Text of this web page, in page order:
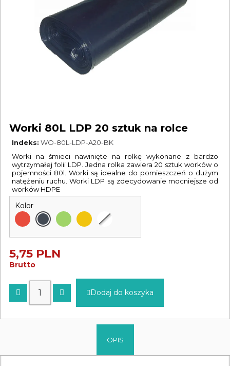
Worki 80L LDP 20 sztuk na rolce
Indeks WO-80L-LDP-A20-BK
Worki na śmieci nawinięte na rolkę wykonane z bardzo
wytrzymałej folii LDP. Jedna rolka zawiera 20 sztuk worków o
pojemności 80l. Worki są idealne do pomieszczeń o dużym
natężeniu ruchu. Worki LDP są zdecydowanie mocniejsze od
worków HDPE
Kolor
5,75 PLN
Brutto
Dodaj do koszyka
OPIS